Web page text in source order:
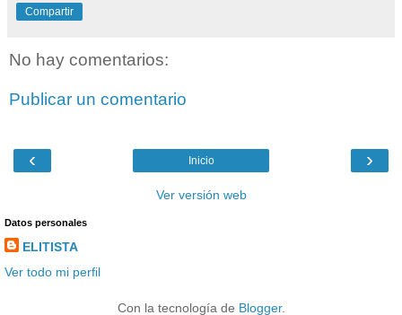
Compartir
No hay comentarios:
Publicar un comentario
‹ ›
Inicio
Ver versión web
Datos personales
ELITISTA
Ver todo mi perfil
Con la tecnología de Blogger.